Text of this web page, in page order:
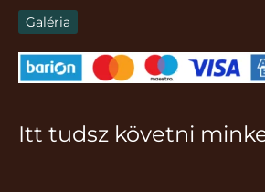
Galéria
Itt tudsz követni